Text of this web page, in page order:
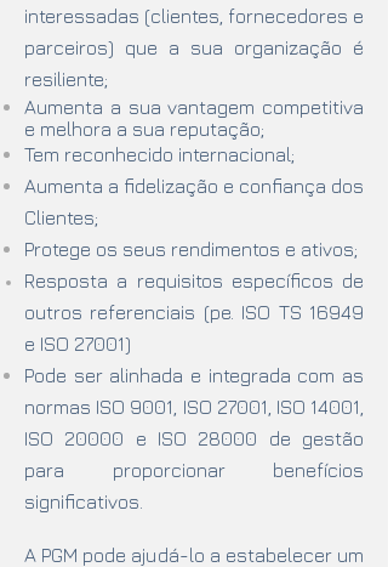
interessadas (clientes, fornecedores e
parceiros) que a sua organização é
resiliente;
Aumenta a sua vantagem competitiva
e melhora a sua reputação;
Tem reconhecido internacional;
Aumenta a fidelização e confiança dos
Clientes;
Protege os seus rendimentos e ativos;
Resposta a requisitos específicos de
outros referenciais (pe. ISO TS 16949
e ISO 27001)
Pode ser alinhada e integrada com as
normas ISO 9001, ISO 27001, ISO 14001,
ISO 20000 e ISO 28000 de gestão
para proporcionar benefícios
significativos.
A PGM pode ajudá-lo a estabelecer um